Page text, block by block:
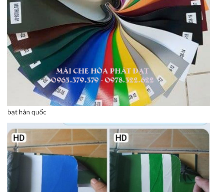
bạt hàn quốc